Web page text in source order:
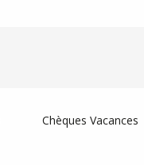
Chèques Vacances